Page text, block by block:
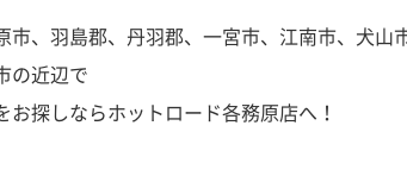
市、羽島郡、丹羽郡、一宮市、江南市、犬山
の近辺で
お探しならホットロード各務原店へ！